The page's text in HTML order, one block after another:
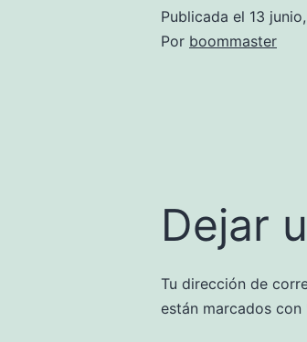
Publicada el 13
Por boommaster
Dejar
Tu dirección de
están marcados con